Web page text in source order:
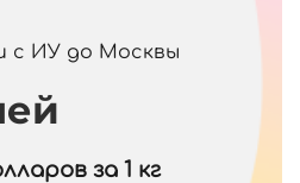
с ИУ до Москвы
за 1 кг